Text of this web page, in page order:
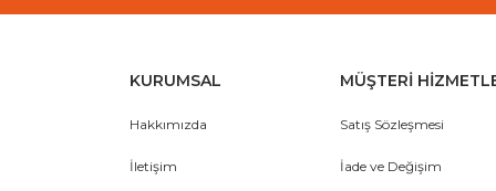
KURUMSAL
Hakkımızda
İletişim
MÜŞTERİ
Satış Sözleşmesi
İade ve Değişim